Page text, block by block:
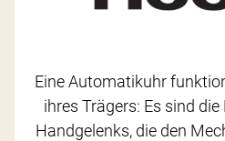
Eine Automatikuhr
ihres Trägers: Es sind
Handgelenks, die den